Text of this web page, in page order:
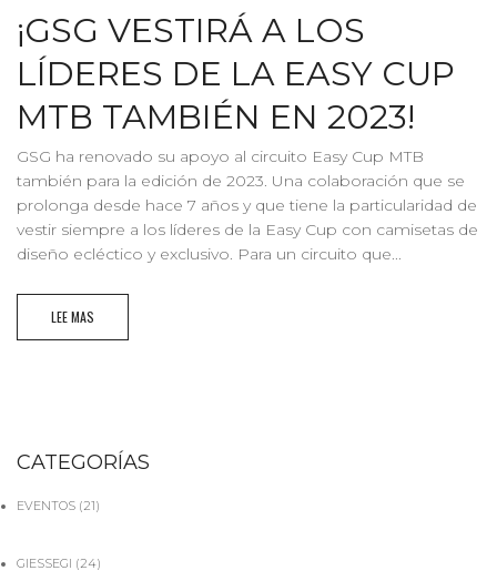
CATEGORÍAS
EVENTOS (21)
GIESSEGI (24)
¡GSG VESTIRÁ A LOS
LÍDERES DE LA EASY CUP
MTB TAMBIÉN EN 2023!
GSG ha renovado su apoyo al circuito Easy Cup MTB
también para la edición de 2023. Una colaboración que se
prolonga desde hace 7 años y que tiene la particularidad de
vestir siempre a los líderes de la Easy Cup con camisetas de
diseño ecléctico y exclusivo. Para un circuito que...
LEE MAS